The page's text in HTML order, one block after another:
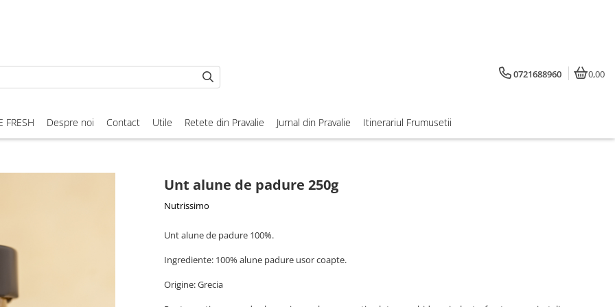
0721688960 0,00
FRESH Despre noi Contact Utile Retete din Pravalie Jurnal din Pravalie Itinerariul Frumusetii
Unt alune de padure 250g
Nutrissimo
Unt alune de padure 100%.
Ingrediente: 100% alune padure usor coapte.
Origine: Grecia